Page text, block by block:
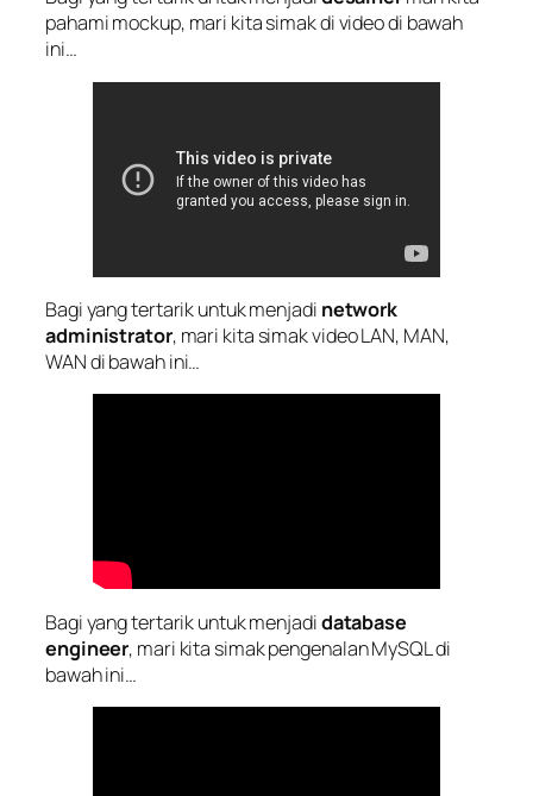
pahami mockup, mari kita simak di video di bawah
ini…
Bagi yang tertarik untuk menjadi network
administrator, mari kita simak video LAN, MAN,
WAN di bawah ini…
Bagi yang tertarik untuk menjadidatabase
engineer, mari kita simak pengenalan MySQL di
bawah ini…